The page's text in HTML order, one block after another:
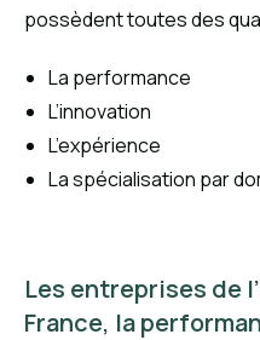
possèdent toutes des
La performance
L’innovation
L’expérience
La spécialisation par
Les entreprises de
France, la